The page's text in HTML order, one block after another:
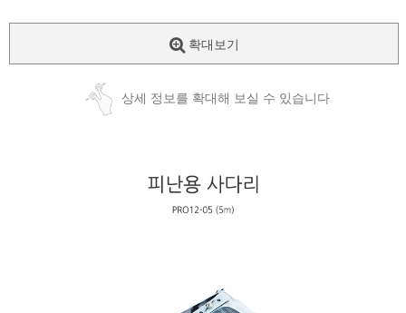
확대보기
상세 정보를 확대해 보실 수 있습니다